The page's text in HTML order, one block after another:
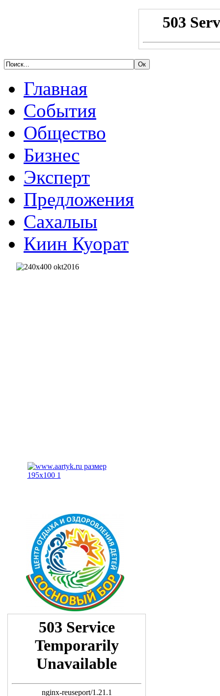
Главная
События
Общество
Бизнес
Эксперт
Предложения
Сахалыы
Киин Куорат